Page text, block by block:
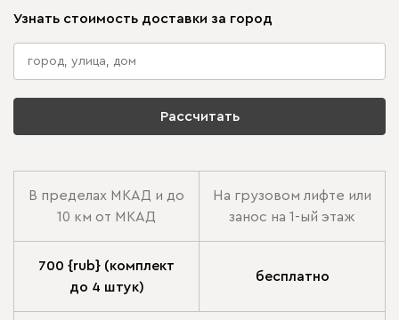
Узнать стоимость доставки за город
Рассчитать
В пределах МКАД и до
10 км от МКАД
На грузовом лифте или
занос на 1-ый этаж
700 {rub} (комплект
до 4 штук)
бесплатно